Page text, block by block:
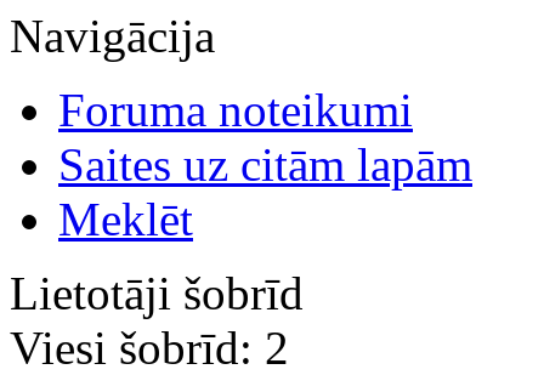
Navigācija
Foruma noteikumi
Saites uz citām lapām
Meklēt
Lietotāji šobrīd
Viesi šobrīd: 2